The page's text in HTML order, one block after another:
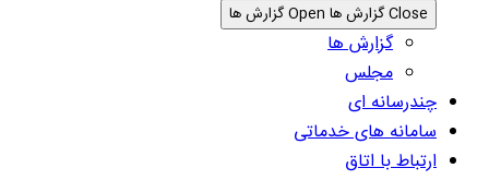
Close گزارش ها Open گزارش ها
گزارش ها
مجلس
چندرسانه ای
سامانه های خدماتی
ارتباط با اتاق